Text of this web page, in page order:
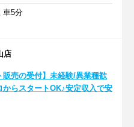
車5分
店
販売の受付】未経験/異業種歓
らスタートOK♪安定収入で安